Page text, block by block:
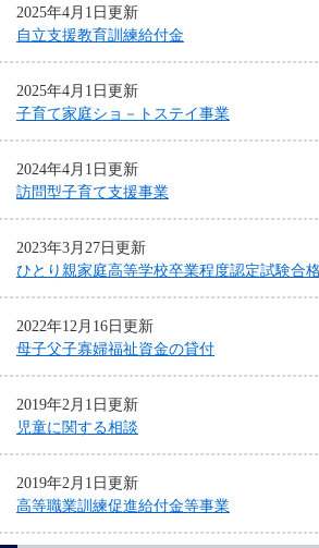
2025年4月1日更新
自立支援教育訓練給付金
2025年4月1日更新
子育て家庭ショ－トステイ事業
2024年4月1日更新
訪問型子育て支援事業
2023年3月27日更新
ひとり親家庭高等学校卒業程度認定試験合
2022年12月16日更新
母子父子寡婦福祉資金の貸付
2019年2月1日更新
児童に関する相談
2019年2月1日更新
高等職業訓練促進給付金等事業